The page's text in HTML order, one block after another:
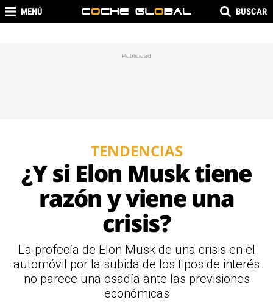
MENÚ BUSCAR
TENDENCIAS
¿Y si Elon Musk tiene
razón y viene una
crisis?
La profecía de Elon Musk de una crisis en el
automóvil por la subida de los tipos de interés
no parece una osadía ante las previsiones
económicas